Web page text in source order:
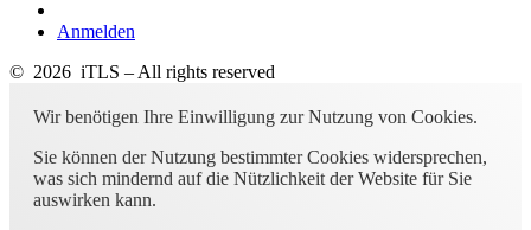
Anmelden
© 2026 iTLS – All rights reserved
Wir benötigen Ihre Einwilligung zur Nutzung von Cookies.
Sie können der Nutzung bestimmter Cookies widersprechen,
was sich mindernd auf die Nützlichkeit der Website für Sie
auswirken kann.